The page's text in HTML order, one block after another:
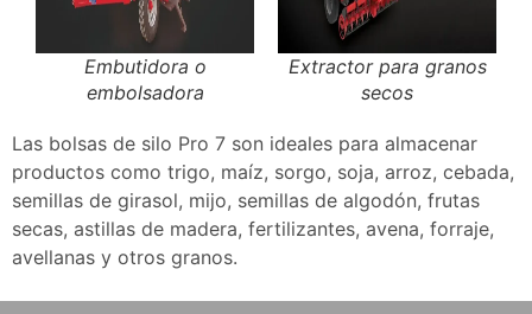
Embutidora o
embolsadora
Extractor para granos
secos
Las bolsas de silo Pro 7 son ideales para almacenar
productos como trigo, maíz, sorgo, soja, arroz, cebada,
semillas de girasol, mijo, semillas de algodón, frutas
secas, astillas de madera, fertilizantes, avena, forraje,
avellanas y otros granos.